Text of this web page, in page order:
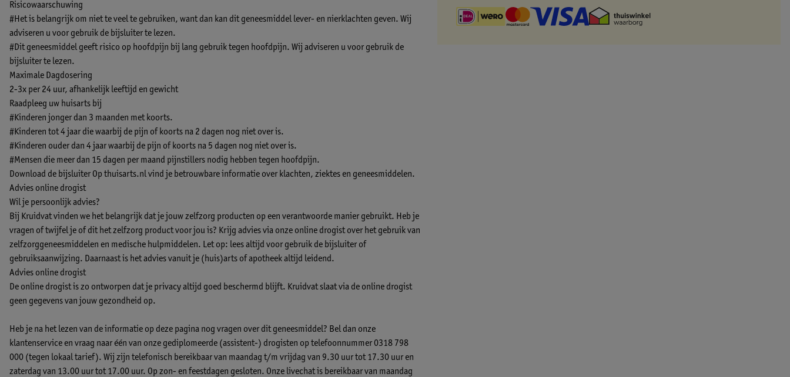
Risicowaarschuwing
#Het is belangrijk om niet te veel te gebruiken, want dan kan dit geneesmiddel lever- en nierklachten geven. Wij
adviseren u voor gebruik de bijsluiter te lezen.
#Dit geneesmiddel geeft risico op hoofdpijn bij lang gebruik tegen hoofdpijn. Wij adviseren u voor gebruik de
bijsluiter te lezen.
Maximale Dagdosering
2-3x per 24 uur, afhankelijk leeftijd en gewicht
Raadpleeg uw huisarts bij
#Kinderen jonger dan 3 maanden met koorts.
#Kinderen tot 4 jaar die waarbij de pijn of koorts na 2 dagen nog niet over is.
#Kinderen ouder dan 4 jaar waarbij de pijn of koorts na 5 dagen nog niet over is.
#Mensen die meer dan 15 dagen per maand pijnstillers nodig hebben tegen hoofdpijn.
Download de bijsluiter Op thuisarts.nl vind je betrouwbare informatie over klachten, ziektes en geneesmiddelen.
Advies online drogist
Wil je persoonlijk advies?
Bij Kruidvat vinden we het belangrijk dat je jouw zelfzorg producten op een verantwoorde manier gebruikt. Heb je
vragen of twijfel je of dit het zelfzorg product voor jou is? Krijg advies via onze online drogist over het gebruik van
zelfzorggeneesmiddelen en medische hulpmiddelen. Let op: lees altijd voor gebruik de bijsluiter of
gebruiksaanwijzing. Daarnaast is het advies vanuit je (huis)arts of apotheek altijd leidend.
Advies online drogist
De online drogist is zo ontworpen dat je privacy altijd goed beschermd blijft. Kruidvat slaat via de online drogist
geen gegevens van jouw gezondheid op.
Heb je na het lezen van de informatie op deze pagina nog vragen over dit geneesmiddel? Bel dan onze
klantenservice en vraag naar één van onze gediplomeerde (assistent-) drogisten op telefoonnummer 0318 798
000 (tegen lokaal tarief). Wij zijn telefonisch bereikbaar van maandag t/m vrijdag van 9.30 uur tot 17.30 uur en
zaterdag van 13.00 uur tot 17.00 uur. Op zon- en feestdagen gesloten. Onze livechatis bereikbaar van maandag